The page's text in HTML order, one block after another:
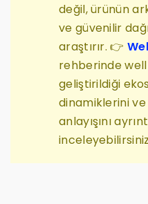
değil, ürünün
ve güvenilir
araştırır. 👉
rehberinde
geliştirildiği
dinamiklerini
anlayışını